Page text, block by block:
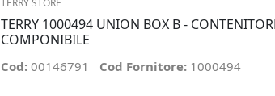
TERRY STORE
TERRY 1000494 UNION BOX B -
COMPONIBILE
Cod: 00146791 Cod Fornitore: 1000494